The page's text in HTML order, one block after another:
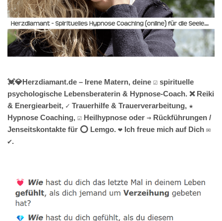
💓️💎Herzdiamant.de – Irene Matern, deine ☑️ spirituelle
psychologische Lebensberaterin & Hypnose-Coach. ❌ Reiki
& Energiearbeit, ✓ Trauerhilfe & Trauerverarbeitung, ★
Hypnose Coaching, ☑️ Heilhypnose oder ⇒ Rückführungen /
Jenseitskontakte für ⭕ Lemgo. ❤ Ich freue mich auf Dich ✉
✔.